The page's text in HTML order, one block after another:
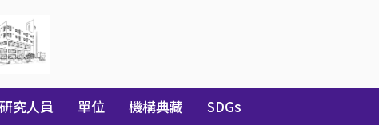
研究人員 單位 機構典藏 SDGs